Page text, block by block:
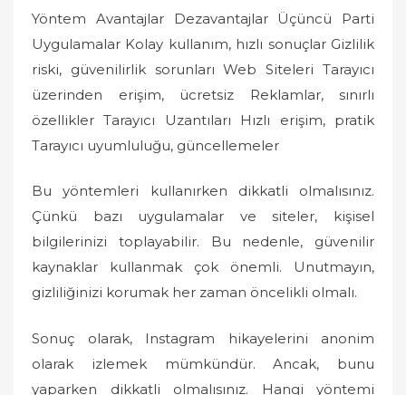
Yöntem Avantajlar Dezavantajlar Üçüncü Parti
Uygulamalar Kolay kullanım, hızlı sonuçlar Gizlilik
riski, güvenilirlik sorunları Web Siteleri Tarayıcı
üzerinden erişim, ücretsiz Reklamlar, sınırlı
özellikler Tarayıcı Uzantıları Hızlı erişim, pratik
Tarayıcı uyumluluğu, güncellemeler
Bu yöntemleri kullanırken dikkatli olmalısınız.
Çünkü bazı uygulamalar ve siteler, kişisel
bilgilerinizi toplayabilir. Bu nedenle, güvenilir
kaynaklar kullanmak çok önemli. Unutmayın,
gizliliğinizi korumak her zaman öncelikli olmalı.
Sonuç olarak, Instagram hikayelerini anonim
olarak izlemek mümkündür. Ancak, bunu
yaparken dikkatli olmalısınız. Hangi yöntemi